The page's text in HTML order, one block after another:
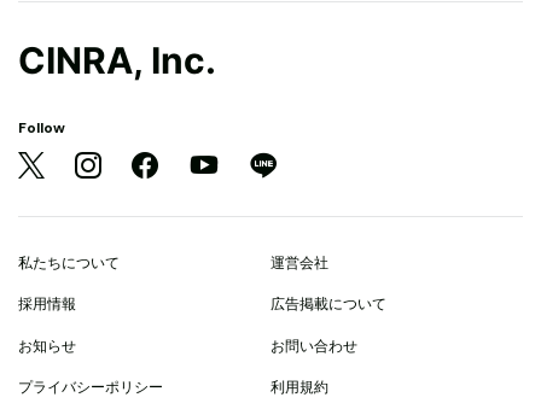
CINRA, Inc.
Follow
私たちについて 運営会社
採用情報 広告掲載について
お知らせ お問い合わせ
プライバシーポリシー 利用規約